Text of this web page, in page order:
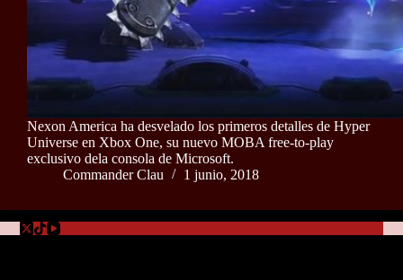
Nexon America ha desvelado los primeros detalles de Hyper
Universe en Xbox One, su nuevo MOBA free-to-play
exclusivo dela consola de Microsoft.
Commander Clau
1 junio, 2018